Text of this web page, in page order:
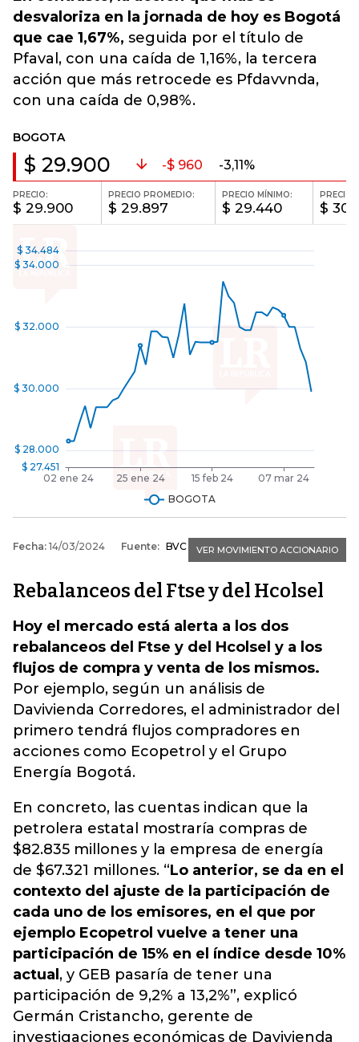
desvaloriza en la jornada de hoy es Bogotá
que cae 1,67%, seguida por el título de
Pfaval, con una caída de 1,16%, la tercera
acción que más retrocede es Pfdavvnda,
con una caída de 0,98%.
Rebalanceos del Ftse y del Hcolsel
Hoy el mercado está alerta a los dos
rebalanceos del Ftse y del Hcolsel y a los
flujos de compra y venta de los mismos.
Por ejemplo, según un análisis de
Davivienda Corredores, el administrador del
primero tendrá flujos compradores en
acciones como Ecopetrol y el Grupo
Energía Bogotá.
En concreto, las cuentas indican que la
petrolera estatal mostraría compras de
$82.835 millones y la empresa de energía
de $67.321 millones. “Lo anterior, se da en el
contexto del ajuste de la participación de
cada uno de los emisores, en el que por
ejemplo Ecopetrol vuelve a tener una
participación de 15% en el índice desde 10%
actual , y GEB pasaría de tener una
participación de 9,2% a 13,2%”, explicó
Germán Cristancho, gerente de
investigaciones económicas de Davivienda